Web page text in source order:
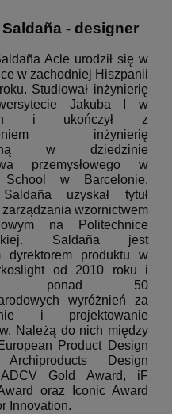
- designer
Acle urodził się w
w zachodniej Hiszpanii
Studiował inżynierię
Jakuba I w
i ukończył z
inżynierię
w dziedzinie
przemysłowego w
School w Barcelonie.
uzyskał tytuł
wzornictwem
na Politechnice
Saldaña jest
dyrektorem produktu w
od 2010 roku i
ponad 50
wyróżnień za
i projektowanie
Należą do nich między
Product Design
Design
Gold Award, iF
oraz Iconic Award
Innovation.